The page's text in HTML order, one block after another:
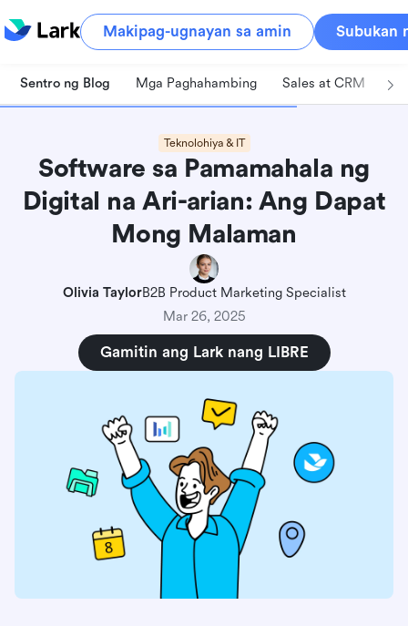
Makipag-ugnayan sa amin Subukan
Sentro ng Blog Mga Paghahambing Sales at CRM
Teknolohiya & IT
Software sa Pamamahala ng
Digital na Ari-arian: Ang Dapat
Mong Malaman
Olivia TaylorB2B Product Marketing Specialist
Mar 26, 2025
Gamitin ang Lark nang LIBRE